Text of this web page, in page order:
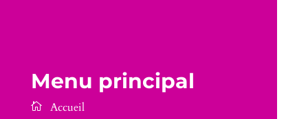
Menu principal